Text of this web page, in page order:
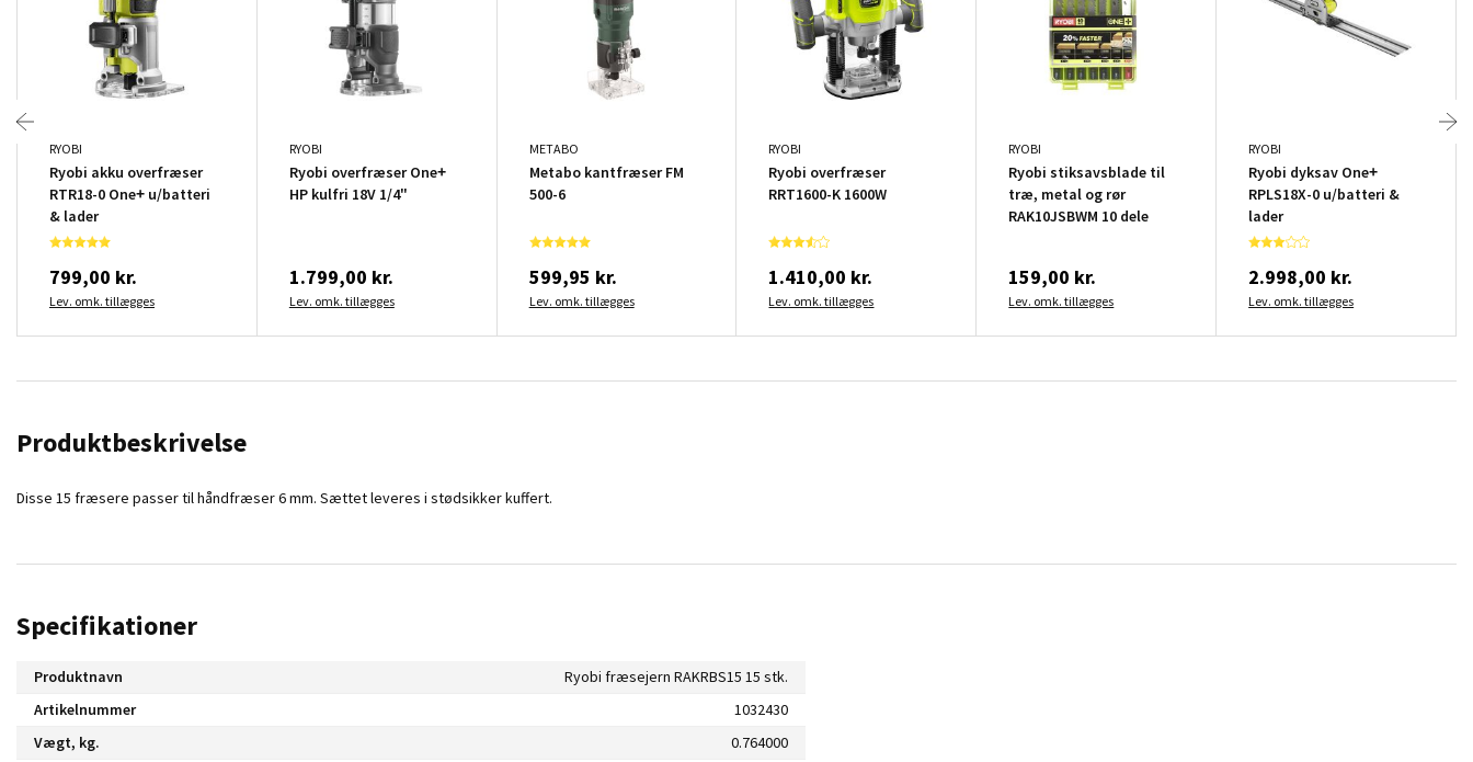
RYOBI
Ryobi akku overfræser
RTR18-0 One+ u/batteri
& lader
799,00 kr.
Lev. omk. tillægges
RYOBI
Ryobi overfræser One+
HP kulfri 18V 1/4"
1.799,00 kr.
Lev. omk. tillægges
METABO
Metabo kantfræser FM
500-6
599,95 kr.
Lev. omk. tillægges
RYOBI
Ryobi overfræser
RRT1600-K 1600W
1.410,00 kr.
Lev. omk. tillægges
RYOBI
Ryobi stiksavsblade til
træ, metal og rør
RAK10JSBWM 10 dele
159,00 kr.
Lev. omk. tillægges
RYOBI
Ryobi dyksav One+
RPLS18X-0 u/batteri &
lader
2.998,00 kr.
Lev. omk. tillægges
Produktbeskrivelse
Disse 15 fræsere passer til håndfræser 6 mm. Sættet leveres i stødsikker kuffert.
Specifikationer
Produktnavn
Ryobi fræsejern RAKRBS15 15 stk.
Artikelnummer
1032430
Vægt, kg.
0.764000